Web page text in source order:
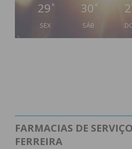
29 °
SEX
30 °
SÁB
FARMACIAS DE
FERREIRA